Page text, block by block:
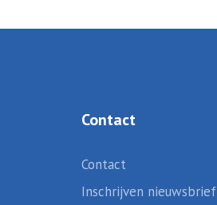
Contact
Contact
Inschrijven nieuwsbrief